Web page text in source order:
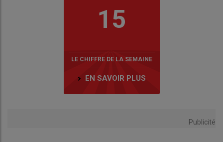
15
LE CHIFFRE DE LA SEMAINE
EN SAVOIR PLUS
Publicité